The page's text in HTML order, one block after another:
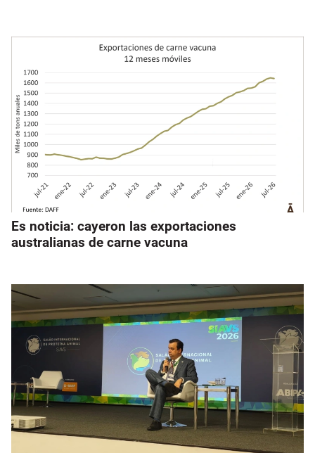
Es noticia: cayeron las exportaciones
australianas de carne vacuna